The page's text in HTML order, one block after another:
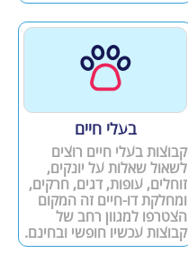
בעלי חיים
קבוצות בעלי חיים רוצים
לשאול שאלות על יונקים,
זוחלים, עופות, דגים, חרקים,
ומחלקת דו-חיים זה המקום
הצטרפו למגוון רחב של
קבוצות עכשיו חופשי ובחינם.